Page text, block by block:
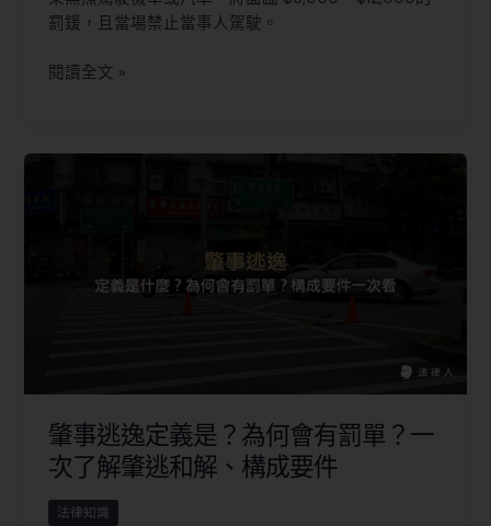
罰鍰，且當場禁止當事人駕駛。
閱讀全文 »
肇事逃逸定義是？為何會有罰單？一
次了解肇逃和解、構成要件
法律知識